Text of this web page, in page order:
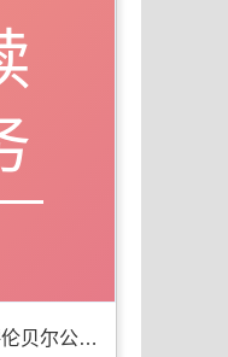
高效工商注册公司 呼伦贝尔公司注册服务全